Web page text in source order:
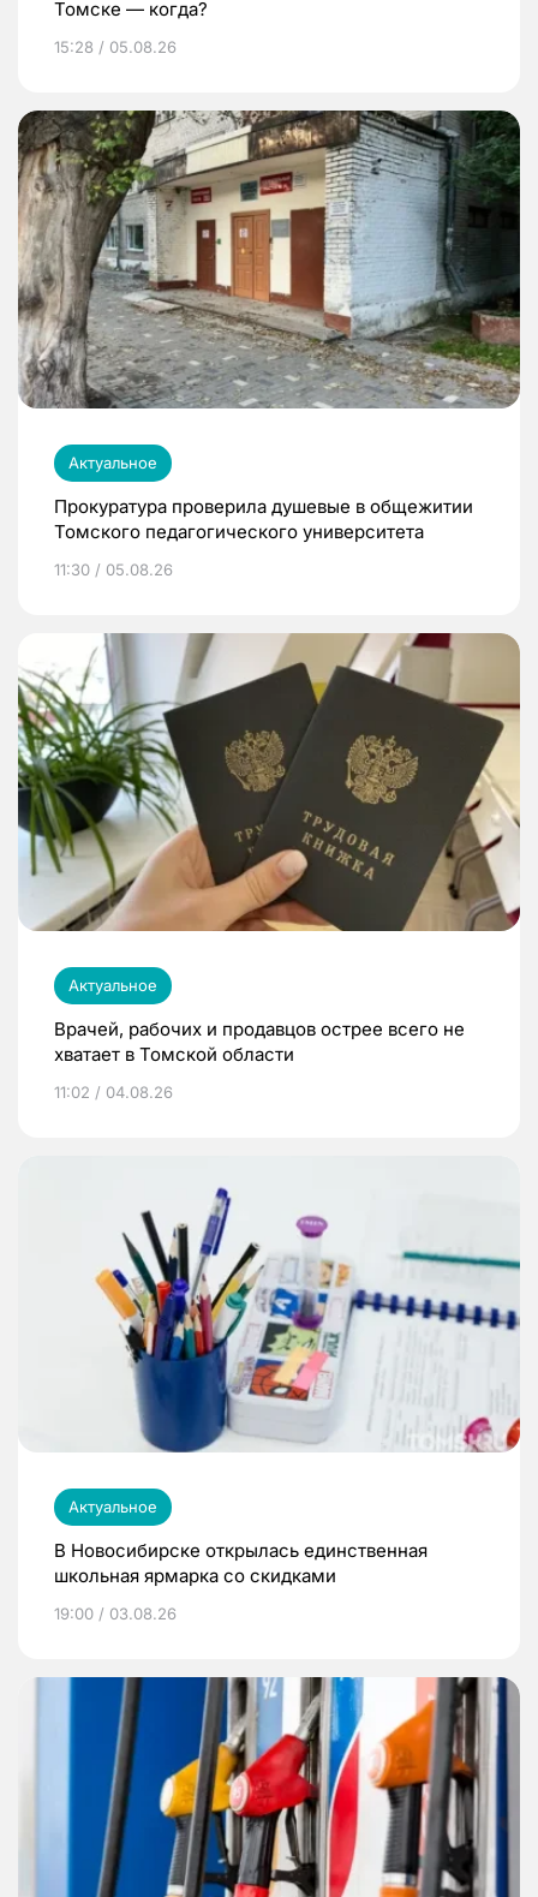
Томске — когда?
15:28 / 05.08.26
Актуальное
Прокуратура проверила душевые в общежитии
Томского педагогического университета
11:30 / 05.08.26
Актуальное
Врачей, рабочих и продавцов острее всего не
хватает в Томской области
11:02 / 04.08.26
Актуальное
В Новосибирске открылась единственная
школьная ярмарка со скидками
19:00 / 03.08.26